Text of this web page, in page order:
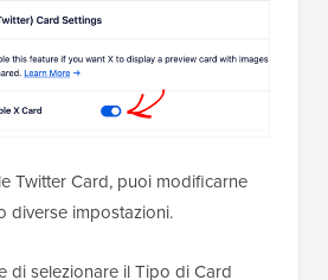
Twitter Card, puoi modificarne
diverse impostazioni.
di selezionare il Tipo di Card